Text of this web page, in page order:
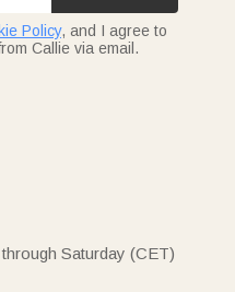
Policy, and I agree to
Callie via email.
Saturday (CET)